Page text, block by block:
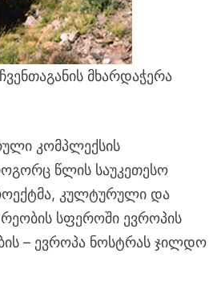
მხარდაჭერა
კომპლექსის
წლის საუკეთესო
კულტურული და
სფეროში ევროპის
– ევროპა ნოსტრას ჯილდო